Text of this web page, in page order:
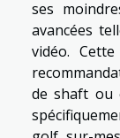
ses
avancées
vidéo.
de shaft ou